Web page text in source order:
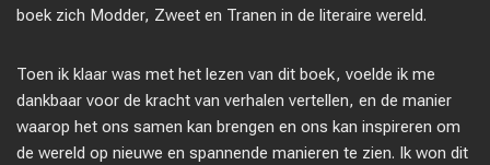
boek zich Modder, Zweet en Tranen in de literaire wereld.
Toen ik klaar was met het lezen van dit boek, voelde ik me
dankbaar voor de kracht van verhalen vertellen, en de manier
waarop het ons samen kan brengen en ons kan inspireren om
de wereld op nieuwe en spannende manieren te zien. Ik won dit